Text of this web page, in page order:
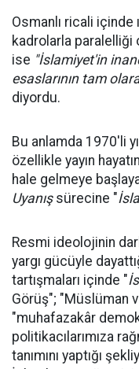
Osmanlı ricali içinde
kadrolarla paralelliği
ise "İslamiyet'in
esaslarının tam
diyordu.
Bu anlamda 1970'li
özellikle yayın
hale gelmeye
Uyanışsürecine "
Resmi ideolojinin
yargı gücüyle
tartışmaları içinde "
Görüş"; "Müslüman
"muhafazakâr
politikacılarımıza
tanımını yaptığı